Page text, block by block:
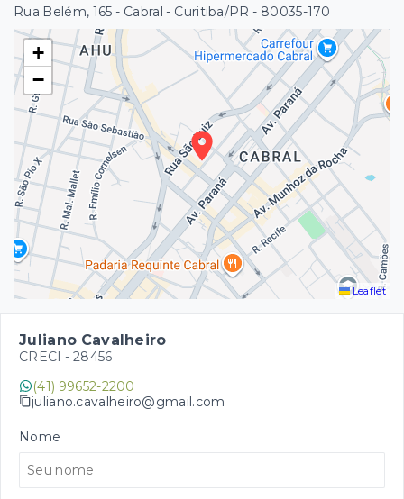
Rua Belém, 165 - Cabral - Curitiba/PR - 80035-170
+
−
Leaflet
Juliano Cavalheiro
CRECI - 28456
(41) 99652-2200
juliano.cavalheiro@gmail.com
Nome